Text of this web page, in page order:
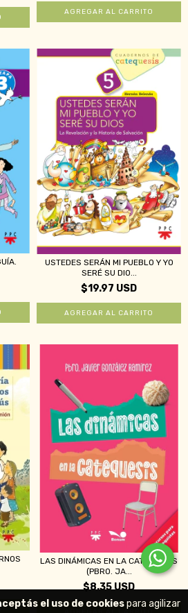
el uso de cookiespara agilizar
USTEDES SERÁN MI PUEBLO Y YO
SERÉ SU DIO...
$19.97 USD
LAS DINÁMICAS EN LA CATEQUESIS
(PBRO. JA...
$8.35 USD